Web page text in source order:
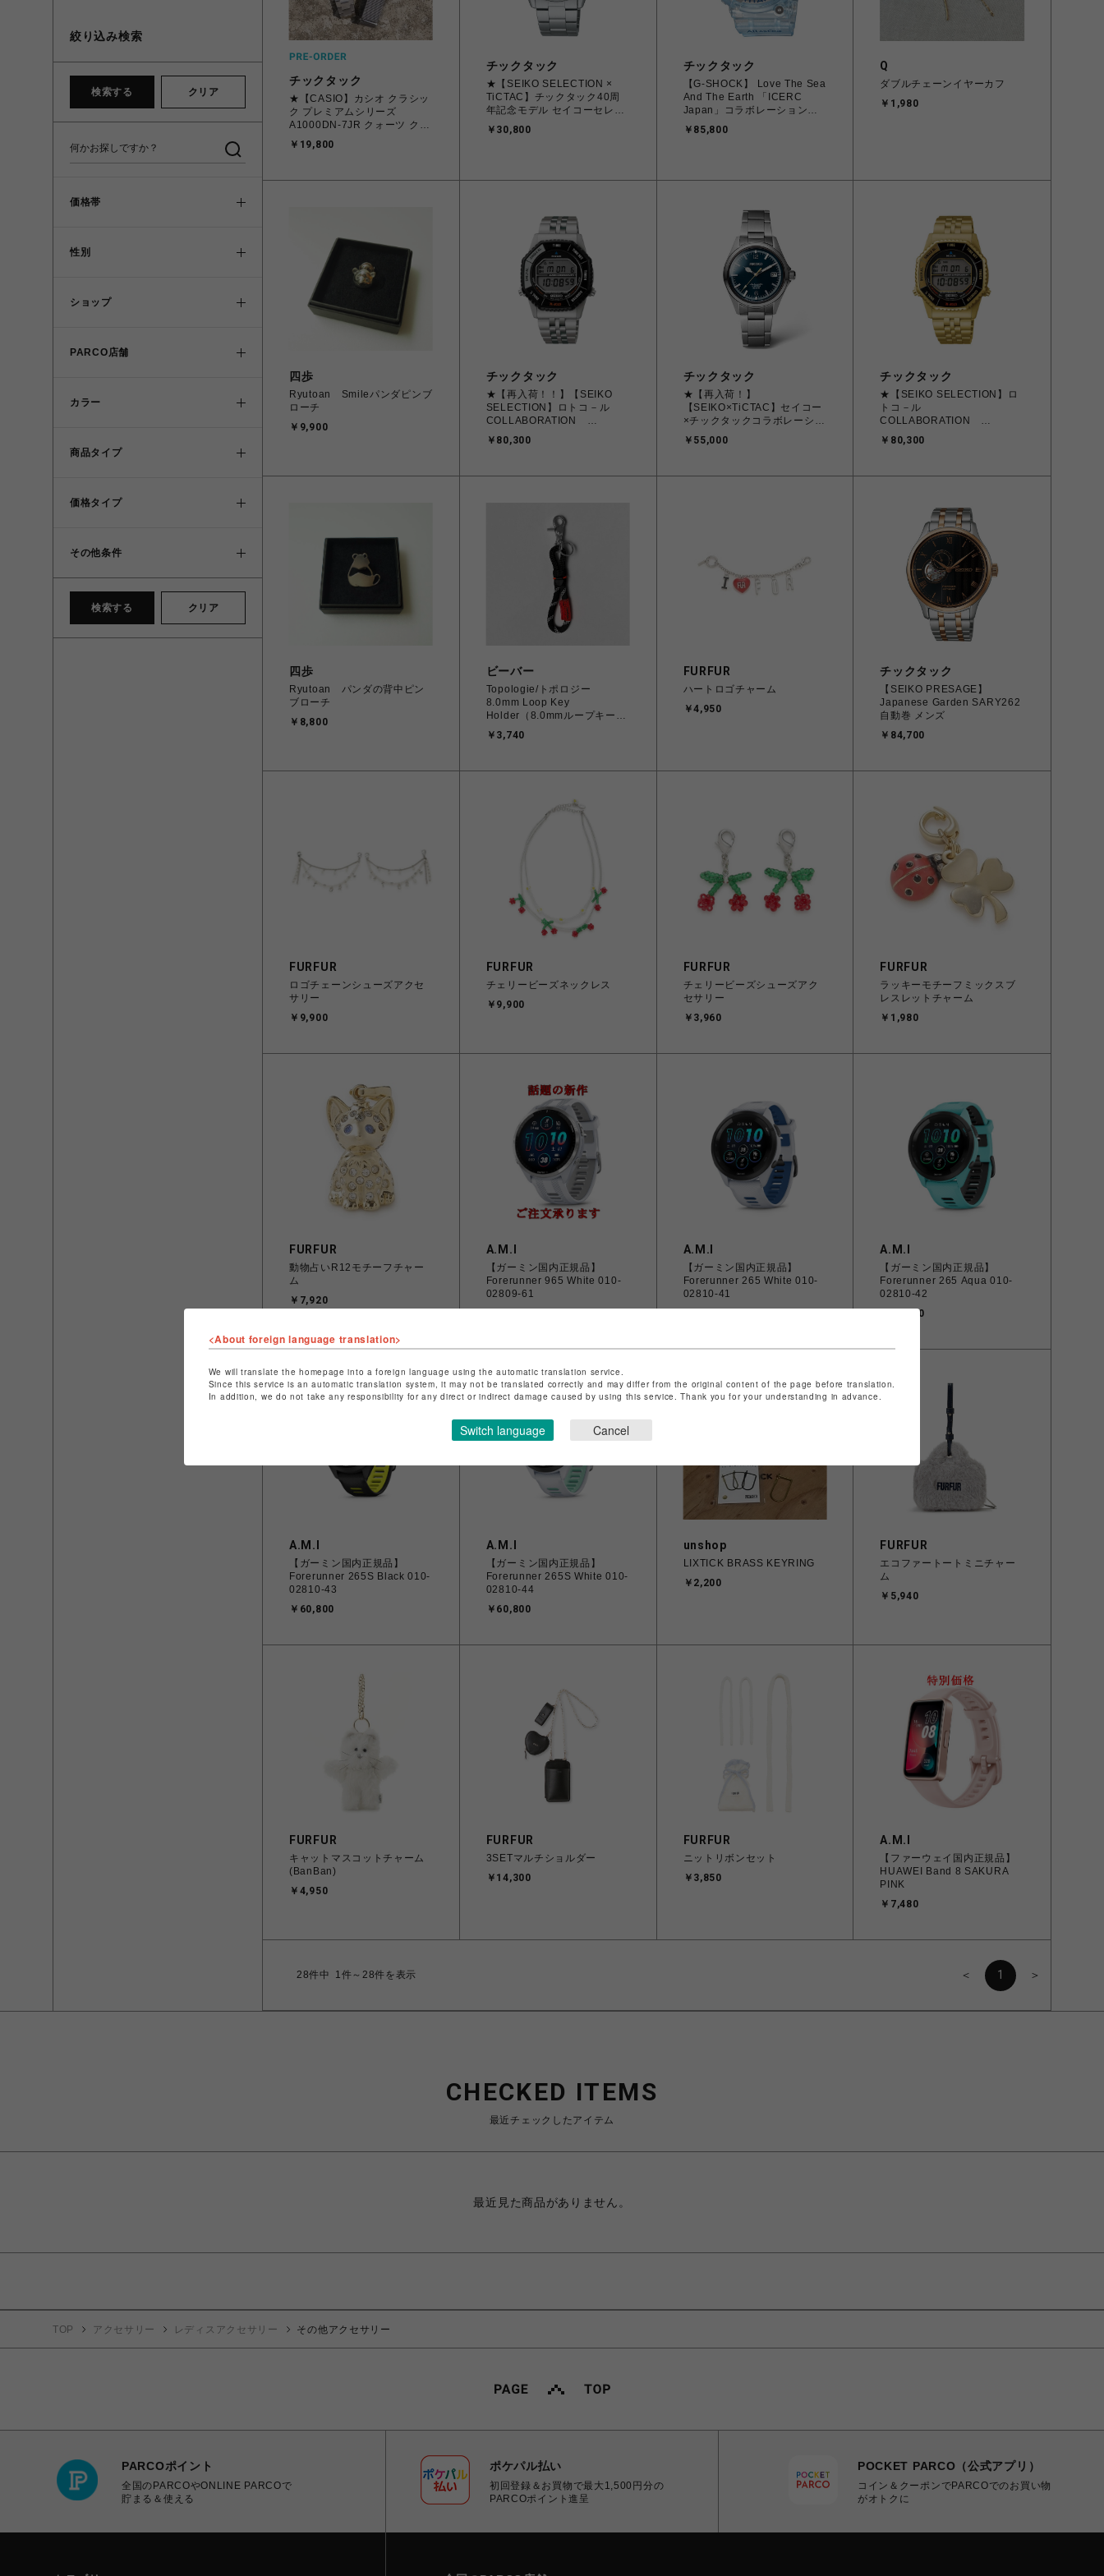
絞り込み検索
検索する クリア
価格帯
性別
ショップ
PARCO店舗
カラー
商品タイプ
価格タイプ
その他条件
検索する クリア
チックタック
★【CASIO】カシオ クラシッ
ク プレミアムシリーズ
A1000DN-7JR クォーツ クロ
￥19,800
チックタック
★【SEIKO SELECTION ×
TiCTAC】チックタック40周
年記念モデル セイコーセレク
クオーツ メンズ
￥30,800
チックタック
【G-SHOCK】 Love The Sea
And The Earth 「ICERC
Japan」コラボレーションモ
8202K-2JR クジラ 電波ソー
￥85,800
Q
ダブルチェーンイヤーカフ
￥1,980
四歩
Ryutoan Smileパンダピンブ
ローチ
￥9,900
チックタック
★【再入荷！！】【SEIKO
SELECTION】ロトコ－ル
COLLABORATION
￥80,300
チックタック
★【再入荷！】
【SEIKO×TiCTAC】セイコー
×チックタックコラボレーショ
ンズ
￥55,000
チックタック
★【SEIKO SELECTION】ロ
トコ－ル
COLLABORATION
￥80,300
四歩
Ryutoan パンダの背中ピン
ブローチ
￥8,800
ビーバー
Topologie/トポロジー
8.0mm Loop Key
Holder（8.0mmループキーホ
ルダー）
￥3,740
FURFUR
ハートロゴチャーム
￥4,950
チックタック
【SEIKO PRESAGE】
Japanese Garden SARY262
自動巻 メンズ
￥84,700
FURFUR
ロゴチェーンシューズアクセ
サリー
￥9,900
FURFUR
チェリービーズネックレス
￥9,900
FURFUR
チェリービーズシューズアク
セサリー
￥3,960
FURFUR
ラッキーモチーフミックスブ
レスレットチャーム
￥1,980
FURFUR
動物占いR12モチーフチャー
ム
￥7,920
A.M.I
【ガーミン国内正規品】
Forerunner 965 White 010-
02809-61
A.M.I
【ガーミン国内正規品】
Forerunner 265 White 010-
02810-41
A.M.I
【ガーミン国内正規品】
Forerunner 265 Aqua 010-
02810-42
￥62,800
A.M.I
【ガーミン国内正規品】
Forerunner 265S Black 010-
02810-43
￥60,800
A.M.I
【ガーミン国内正規品】
Forerunner 265S White 010-
02810-44
￥60,800
unshop
LIXTICK BRASS KEYRING
￥2,200
FURFUR
エコファートートミニチャー
ム
￥5,940
FURFUR
キャットマスコットチャーム
(BanBan)
￥4,950
FURFUR
3SETマルチショルダー
￥14,300
FURFUR
ニットリボンセット
￥3,850
A.M.I
【ファーウェイ国内正規品】
HUAWEI Band 8 SAKURA
PINK
￥7,480
28件中 1件～28件を表示 ＜ 1 ＞
CHECKED ITEMS
最近チェックしたアイテム
最近見た商品がありません。
TOP アクセサリー レディスアクセサリー その他アクセサリー
PARCOポイント
全国のPARCOやONLINE PARCOで
貯まる＆使える
ポケパル払い
初回登録＆お買物で最大1,500円分の
PARCOポイント進呈
POCKET PARCO（公式アプリ）
コイン＆クーポンでPARCOでのお買い物
がオトクに
<About foreign language translation>
We will translate the homepage into a foreign language using the automatic translation service.
Since this service is an automatic translation system, it may not be translated correctly and may differ from the original content of the page before translation.
In addition, we do not take any responsibility for any direct or indirect damage caused by using this service. Thank you for your understanding in advance.
Switch language Cancel